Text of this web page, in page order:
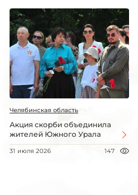
Челябинская область
Акция скорби объединила
жителей Южного Урала
31 июля 2026 147